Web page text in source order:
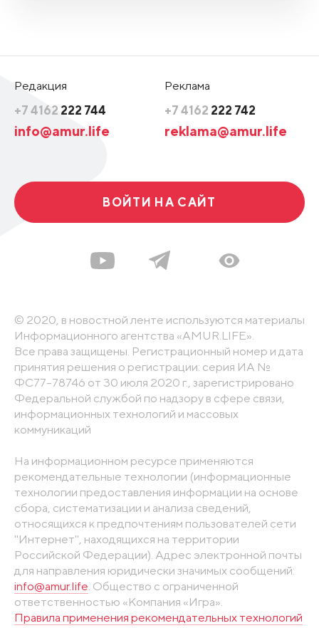
Редакция
+7 4162 222 744
info@amur.life
Реклама
+7 4162 222 742
reklama@amur.life
ВОЙТИ НА САЙТ
© 2020, в новостной ленте используются материалы
Информационного агентства «AMUR.LIFE».
Все права защищены. Регистрационный номер и дата
принятия решения о регистрации: серия ИА №
ФС77-78746 от 30 июля 2020 г., зарегистрировано
Федеральной службой по надзору в сфере связи,
информационных технологий и массовых
коммуникаций
На информационном ресурсе применяются
рекомендательные технологии (информационные
технологии предоставления информации на основе
сбора, систематизации и анализа сведений,
относящихся к предпочтениям пользователей сети
"Интернет", находящихся на территории
Российской Федерации). Адрес электронной почты
для направления юридически значимых сообщений:
info@amur.life . Общество с ограниченной
ответственностью «Компания «Игра».
Правила применения рекомендательных технологий